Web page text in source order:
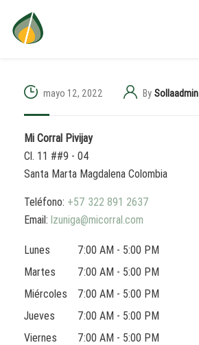
mayo 12, 2022 By Sollaadmin
Mi Corral Pivijay
Cl. 11 ##9 - 04
Santa Marta Magdalena Colombia
Teléfono: +57 322 891 2637
Email: lzuniga@micorral.com
Lunes
7:00 AM - 5:00 PM
Martes
7:00 AM - 5:00 PM
Miércoles
7:00 AM - 5:00 PM
Jueves
7:00 AM - 5:00 PM
Viernes
7:00 AM - 5:00 PM